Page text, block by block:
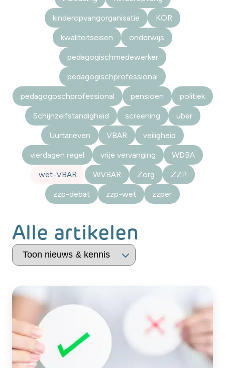
kinderopvangorganisatie KOR
kwaliteitseisen onderwijs
pedagogischmedewerker
pedagogischprofessional
pedagogoschprofessional pensioen politiek
Schijnzelfstandigheid screening uber
Uurtarieven VBAR veiligheid
vierdagen regel vrije vervanging WDBA
wet-VBAR WVBAR Zorg ZZP
zzp-debat zzp-wet zzper
Alle artikelen